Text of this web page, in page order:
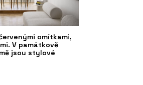
omítkami,
V památkově
jsou stylové